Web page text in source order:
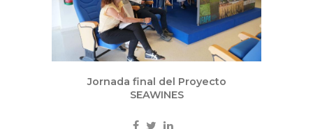
Jornada final del Proyecto
SEAWINES